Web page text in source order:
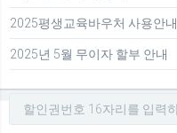
2025평생교육바우처 사용안내
2025년 5월 무이자 할부 안내